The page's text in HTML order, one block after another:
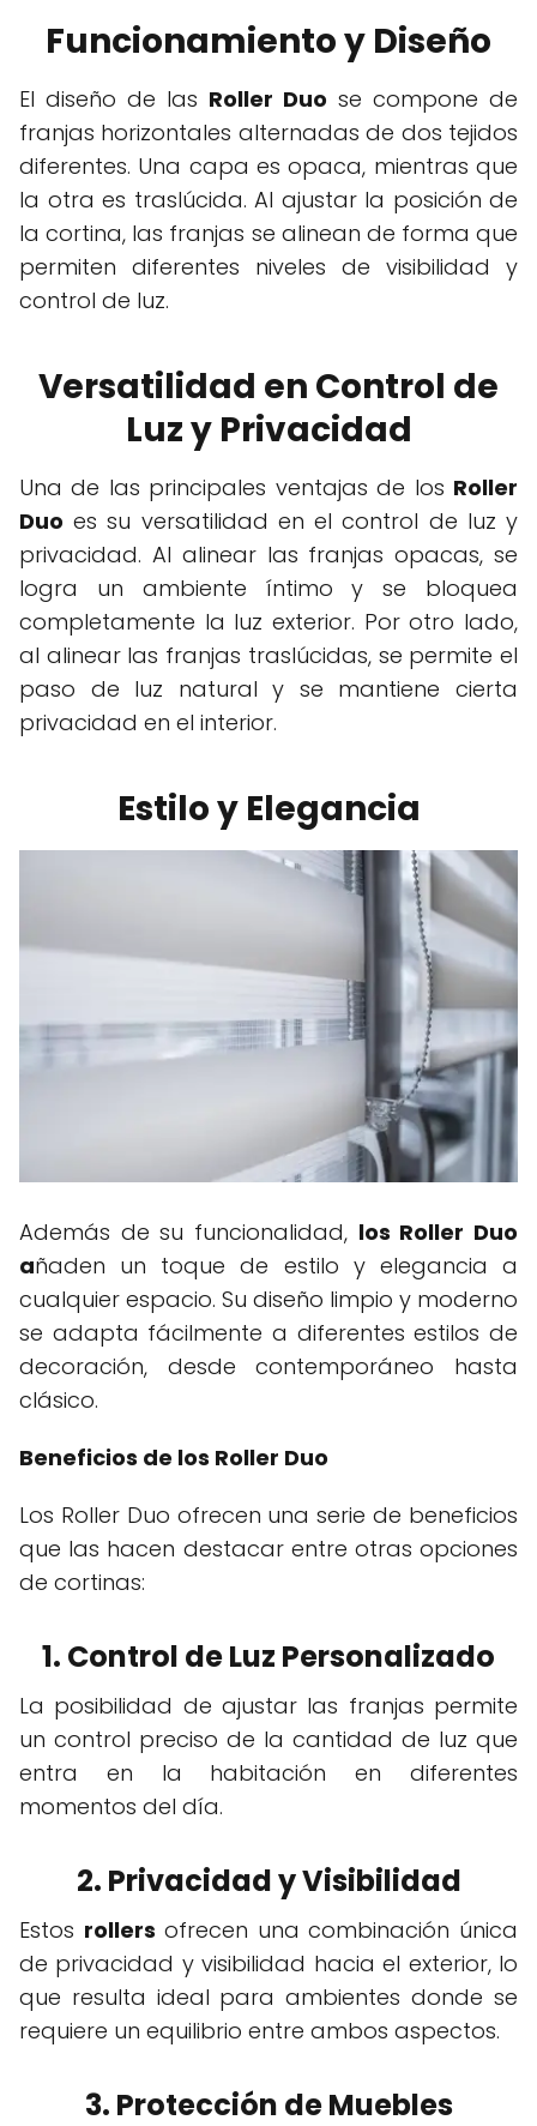
Funcionamiento y Diseño
El diseño de las Roller Duo se compone de
franjas horizontales alternadas de dos tejidos
diferentes. Una capa es opaca, mientras que
la otra es traslúcida. Al ajustar la posición de
la cortina, las franjas se alinean de forma que
permiten diferentes niveles de visibilidad y
control de luz.
Versatilidad en Control de
Luz y Privacidad
Una de las principales ventajas de los Roller
Duo es su versatilidad en el control de luz y
privacidad. Al alinear las franjas opacas, se
logra un ambiente íntimo y se bloquea
completamente la luz exterior. Por otro lado,
al alinear las franjas traslúcidas, se permite el
paso de luz natural y se mantiene cierta
privacidad en el interior.
Estilo y Elegancia
Además de su funcionalidad, los Roller Duo
añaden un toque de estilo y elegancia a
cualquier espacio. Su diseño limpio y moderno
se adapta fácilmente a diferentes estilos de
decoración, desde contemporáneo hasta
clásico.
Beneficios de los Roller Duo
Los Roller Duo ofrecen una serie de beneficios
que las hacen destacar entre otras opciones
de cortinas:
1. Control de Luz Personalizado
La posibilidad de ajustar las franjas permite
un control preciso de la cantidad de luz que
entra en la habitación en diferentes
momentos del día.
2. Privacidad y Visibilidad
Estos rollers ofrecen una combinación única
de privacidad y visibilidad hacia el exterior, lo
que resulta ideal para ambientes donde se
requiere un equilibrio entre ambos aspectos.
3. Protección de Muebles